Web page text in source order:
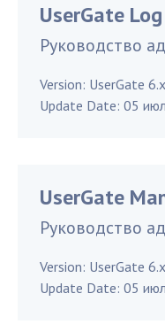
UserGate
Руководство
Version: UserGate 6.x
Update Date: 05
UserGate
Руководство
Version: UserGate 6.x
Update Date: 05